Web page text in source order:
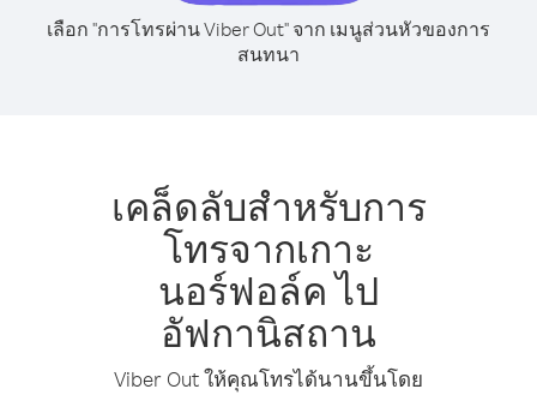
เลือก "การโทรผ่าน Viber Out" จาก เมนูส่วนหัวของการ
สนทนา
เคล็ดลับสำหรับการ
โทรจากเกาะ
นอร์ฟอล์ค ไป
อัฟกานิสถาน
Viber Out ให้คุณโทรได้นานขึ้นโดย